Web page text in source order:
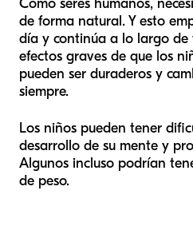
Como seres humanos,
de forma natural. Y esto
día y continúa a lo largo de
efectos graves de que los
pueden ser duraderos y
siempre.
Los niños pueden tener
desarrollo de su mente y
Algunos incluso podrían
de peso.